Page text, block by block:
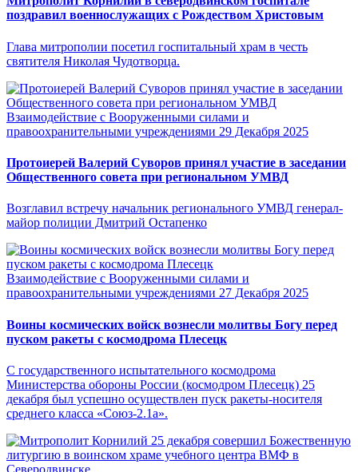
поздравил военнослужащих с Рождеством Христовым
Глава митрополии посетил госпитальный храм в честь
святителя Николая Чудотворца.
Взаимодействие с Вооруженными силами и
правоохранительными учреждениями 29 Декабря 2025
Протоиерей Валерий Суворов принял участие в заседании
Общественного совета при региональном УМВД
Возглавил встречу начальник регионального УМВД генерал-
майор полиции Дмитрий Остапенко
Взаимодействие с Вооруженными силами и
правоохранительными учреждениями 27 Декабря 2025
Воины космических войск вознесли молитвы Богу перед
пуском ракеты с космодрома Плесецк
С государственного испытательного космодрома
Министерства обороны России (космодром Плесецк) 25
декабря был успешно осуществлен пуск ракеты-носителя
среднего класса «Союз-2.1а».